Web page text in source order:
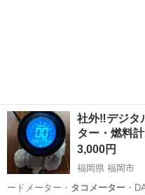
社外‼️デジタ
ター・燃料
3,000円
福岡県 福岡市
ードメーター・ タコメーター・